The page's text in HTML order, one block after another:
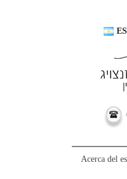
ES
Acerca del